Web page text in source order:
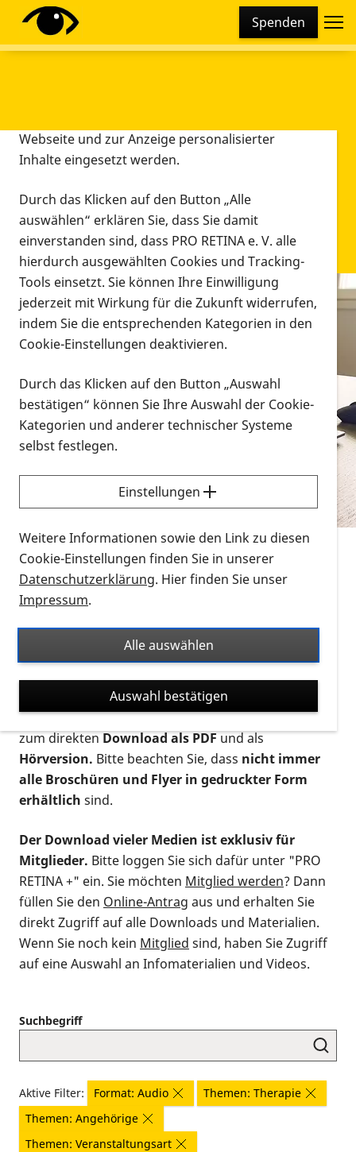
Spenden
Infomaterial
Infomaterial
Vorlesen
Alle Infomaterialien in verschiedenen
Formaten an einem Ort
Sie möchten wissen, wie Sie nach Infonmaterial
suchen und dieses bestellen bzw. herunterladen
können? Schauen Sie sich dieErklärvideos zum
Thema Infomaterial auf der PRO RETINA-Website
für blinde und sehbehinderte Menschen an.
Auf dieser Seite finden Sie sämtliches Infomaterial
Ort. Nutzen Sie den Formatfilter, um ausschließlich
nach Flyern und Broschüren, Audios oder Videos zu
suchen. Die meisten Flyer und Broschüren werden in
verschiedenen Formaten angeboten: zur
postalischen Bestellung als gedruckte Variante
zum direktenDownload als PDFund als
Hörversion. Bitte beachten Sie, dass nicht immer
alle Broschüren und Flyer in gedruckter Form
erhältlich sind.
Der Download vieler Medien ist exklusiv für
Mitglieder. Bitte loggen Sie sich dafür unter "PRO
RETINA +" ein. Sie möchten Mitglied werden? Dann
füllen Sie den Online-Antrag aus und erhalten Sie
direkt Zugriff auf alle Downloads und Materialien.
Wenn Sie noch kein Mitglied sind, haben Sie Zugriff
auf eine Auswahl an Infomaterialien und Videos.
Suchbegriff
Aktive Filter: Format: Audio
Themen: Therapie
Themen: Angehörige
Themen: Veranstaltungsart
Diese Webseite setzt verschiedene Cookies und
Tracking-Tools ein. Dies beinhaltet Cookies und
Webseite und zur Anzeige personalisierter
Inhalte eingesetzt werden.
Durch das Klicken auf den Button „Alle
auswählen“ erklären Sie, dass Sie damit
einverstanden sind, dass PRO RETINA e. V. alle
hierdurch ausgewählten Cookies und Tracking-
Tools einsetzt. Sie können Ihre Einwilligung
jederzeit mit Wirkung für die Zukunft widerrufen,
indem Sie die entsprechenden Kategorien in den
Cookie-Einstellungen deaktivieren.
Durch das Klicken auf den Button „Auswahl
bestätigen“ können Sie Ihre Auswahl der Cookie-
Kategorien und anderer technischer Systeme
selbst festlegen.
Einstellungen
Weitere Informationen sowie den Link zu diesen
Cookie-Einstellungen finden Sie in unserer
Datenschutzerklärung. Hier finden Sie unser
Impressum.
Alle auswählen
Auswahl bestätigen